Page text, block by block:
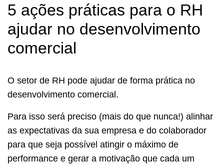
5 ações práticas para o RH
ajudar no desenvolvimento
comercial
O setor de RH pode ajudar de forma prática no
desenvolvimento comercial.
Para isso será preciso (mais do que nunca!) alinhar
as expectativas da sua empresa e do colaborador
para que seja possível atingir o máximo de
performance e gerar a motivação que cada um